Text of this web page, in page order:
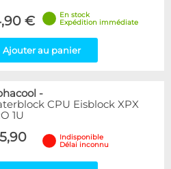
€
En stock
Expédition immédiate
Ajouter au panier
-
CPU Eisblock XPX
1U
Indisponible
Délai inconnu